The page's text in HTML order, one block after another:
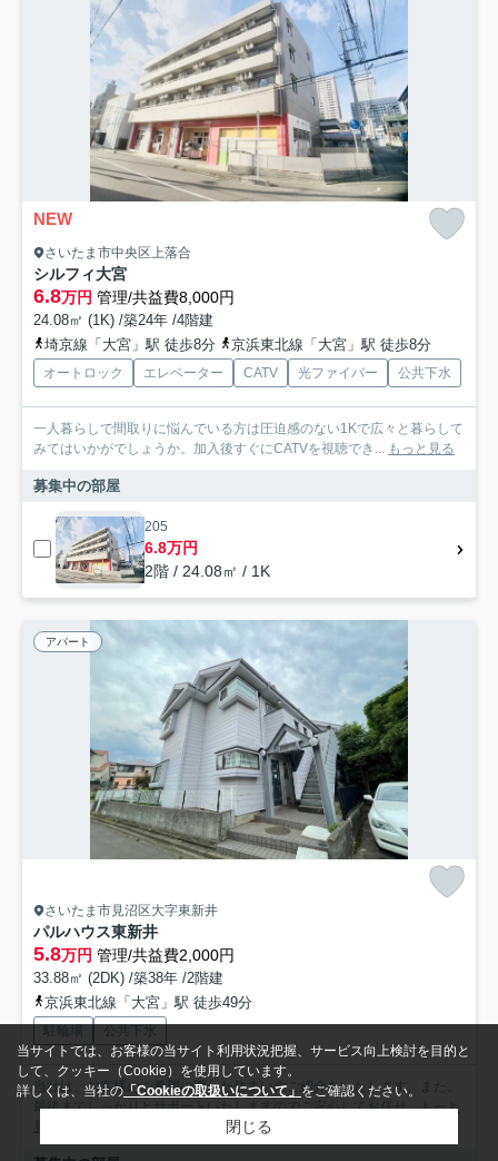
NEW
さいたま市中央区上落合
シルフィ大宮
6.8万円 管理/共益費8,000円
24.08㎡ (1K) /築24年 /4階建
埼京線「大宮」駅 徒歩8分
京浜東北線「大宮」駅 徒歩8分
オートロック エレベーター CATV 光ファイバー 公共下水
一人暮らしで間取りに悩んでいる方は圧迫感のない1Kで広々と暮らして
みてはいかがでしょうか。加入後すぐにCATVを視聴でき...
もっと見る
募集中の部屋
205
6.8万円
2階 / 24.08㎡ / 1K
アパート
さいたま市見沼区大字東新井
パルハウス東新井
5.8万円 管理/共益費2,000円
33.88㎡ (2DK) /築38年 /2階建
京浜東北線「大宮」駅 徒歩49分
駐輪場 公共下水
当社は、お客様のご希望に適した住まいのご紹介をいたします。また、
最後までしっかりとサポートいたしますのでご安心してお任せ...もっと
当サイトでは、お客様の当サイト利用状況把握、サービス向上検討を目的と
して、クッキー（Cookie）を使用しています。
詳しくは、当社の 「Cookieの取扱いについて」をご確認ください。
閉じる